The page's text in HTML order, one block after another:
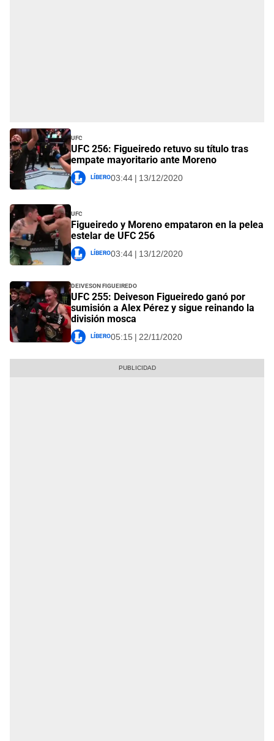
UFC
UFC 256: Figueiredo retuvo su título tras
empate mayoritario ante Moreno
Líbero03:44 | 13/12/2020
UFC
Figueiredo y Moreno empataron en la pelea
estelar de UFC 256
Líbero03:44 | 13/12/2020
Deiveson Figueiredo
UFC 255: Deiveson Figueiredo ganó por
sumisión a Alex Pérez y sigue reinando la
división mosca
Líbero05:15 | 22/11/2020